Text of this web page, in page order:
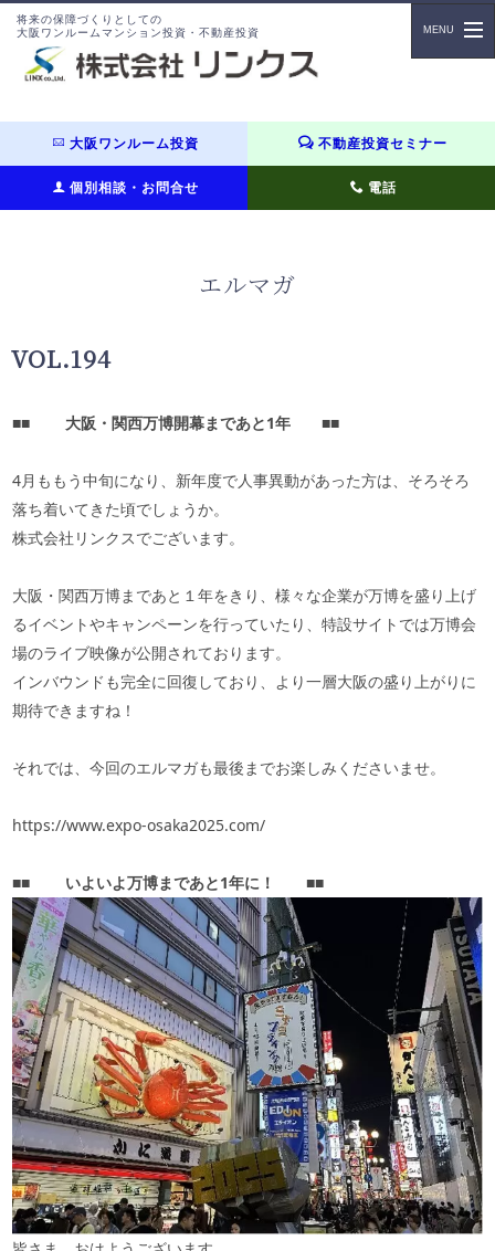
将来の保障づくりとしての
大阪ワンルームマンション投資・不動産投資
大阪ワンルーム投資 不動産投資セミナー
個別相談・お問合せ 電話
エルマガ
VOL.194
■■ 大阪・関西万博開幕まであと1年 ■■
4月ももう中旬になり、新年度で人事異動があった方は、そろそろ
落ち着いてきた頃でしょうか。
株式会社リンクスでございます。
大阪・関西万博まであと１年をきり、様々な企業が万博を盛り上げ
るイベントやキャンペーンを行っていたり、特設サイトでは万博会
場のライブ映像が公開されております。
インバウンドも完全に回復しており、より一層大阪の盛り上がりに
期待できますね！
それでは、今回のエルマガも最後までお楽しみくださいませ。
https://www.expo-osaka2025.com/
■■ いよいよ万博まであと1年に！ ■■